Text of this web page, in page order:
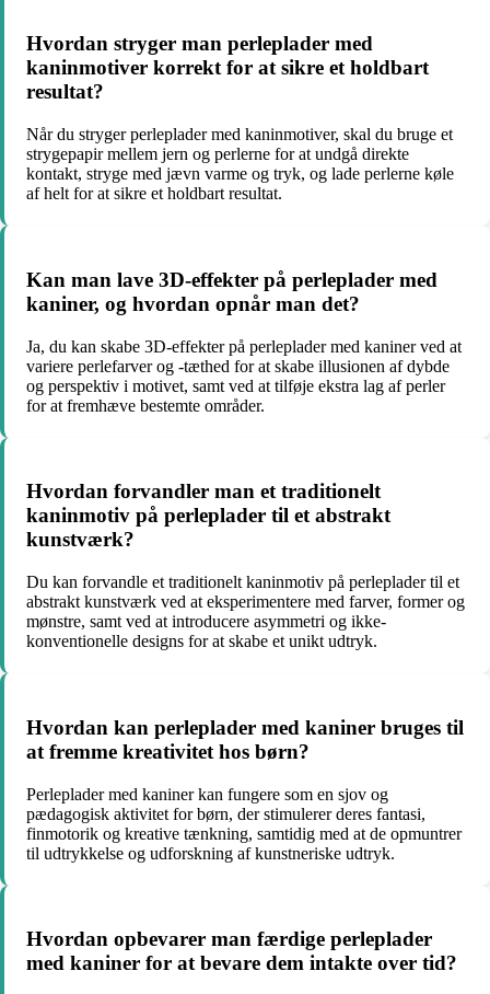
Hvordan stryger man perleplader med
kaninmotiver korrekt for at sikre et holdbart
resultat?
Når du stryger perleplader med kaninmotiver, skal du bruge et
strygepapir mellem jern og perlerne for at undgå direkte
kontakt, stryge med jævn varme og tryk, og lade perlerne køle
af helt for at sikre et holdbart resultat.
Kan man lave 3D-effekter på perleplader med
kaniner, og hvordan opnår man det?
Ja, du kan skabe 3D-effekter på perleplader med kaniner ved at
variere perlefarver og -tæthed for at skabe illusionen af dybde
og perspektiv i motivet, samt ved at tilføje ekstra lag af perler
for at fremhæve bestemte områder.
Hvordan forvandler man et traditionelt
kaninmotiv på perleplader til et abstrakt
kunstværk?
Du kan forvandle et traditionelt kaninmotiv på perleplader til et
abstrakt kunstværk ved at eksperimentere med farver, former og
mønstre, samt ved at introducere asymmetri og ikke-
konventionelle designs for at skabe et unikt udtryk.
Hvordan kan perleplader med kaniner bruges til
at fremme kreativitet hos børn?
Perleplader med kaniner kan fungere som en sjov og
pædagogisk aktivitet for børn, der stimulerer deres fantasi,
finmotorik og kreative tænkning, samtidig med at de opmuntrer
til udtrykkelse og udforskning af kunstneriske udtryk.
Hvordan opbevarer man færdige perleplader
med kaniner for at bevare dem intakte over tid?